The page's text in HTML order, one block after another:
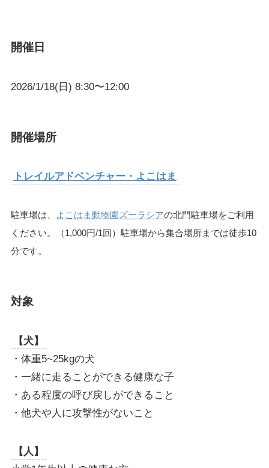
開催日
2026/1/18(日) 8:30〜12:00
開催場所
トレイルアドベンチャー・よこはま
駐車場は、 よこはま動物園ズーラシアの北門駐車場をご利用
ください。（1,000円/1回）駐車場から集合場所までは徒歩10
分です。
対象
【犬】
・体重5~25kgの犬
・一緒に走ることができる健康な子
・ある程度の呼び戻しができること
・他犬や人に攻撃性がないこと
【人】